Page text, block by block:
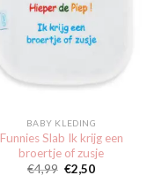
Toevoegen
BABY KLEDING
Funnies Slab Ik krijg een
broertje of zusje
€4,99 €2,50